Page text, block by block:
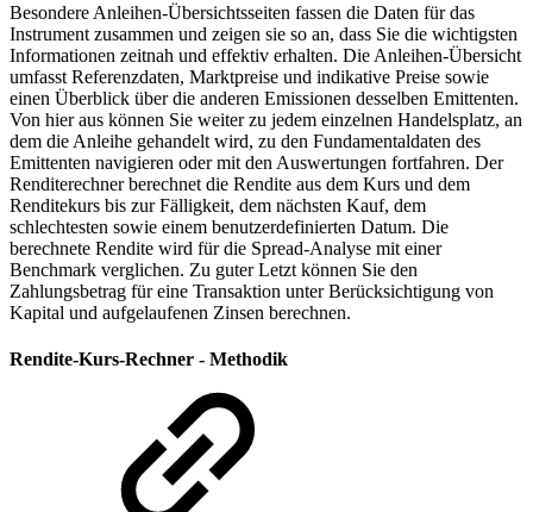
Besondere Anleihen-Übersichtsseiten fassen die Daten für das
Instrument zusammen und zeigen sie so an, dass Sie die wichtigsten
Informationen zeitnah und effektiv erhalten. Die Anleihen-Übersicht
umfasst Referenzdaten, Marktpreise und indikative Preise sowie
einen Überblick über die anderen Emissionen desselben Emittenten.
Von hier aus können Sie weiter zu jedem einzelnen Handelsplatz, an
dem die Anleihe gehandelt wird, zu den Fundamentaldaten des
Emittenten navigieren oder mit den Auswertungen fortfahren. Der
Renditerechner berechnet die Rendite aus dem Kurs und dem
Renditekurs bis zur Fälligkeit, dem nächsten Kauf, dem
schlechtesten sowie einem benutzerdefinierten Datum. Die
berechnete Rendite wird für die Spread-Analyse mit einer
Benchmark verglichen. Zu guter Letzt können Sie den
Zahlungsbetrag für eine Transaktion unter Berücksichtigung von
Kapital und aufgelaufenen Zinsen berechnen.
Rendite-Kurs-Rechner - Methodik